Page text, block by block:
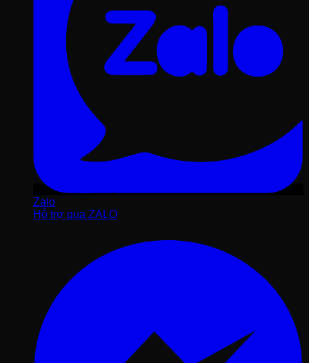
Zalo
Hỗ trợ qua ZALO